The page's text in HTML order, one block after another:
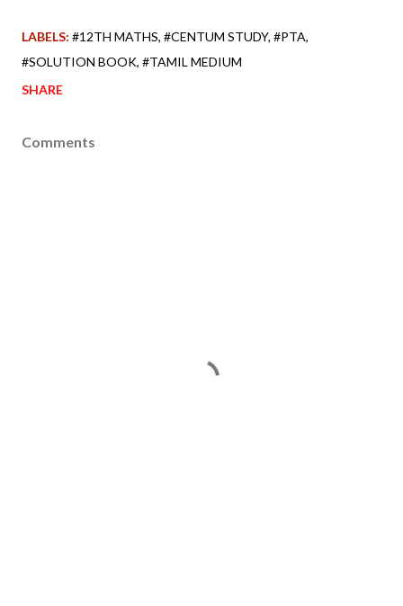
LABELS: #12TH MATHS #CENTUM STUDY #PTA
#SOLUTION BOOK #TAMIL MEDIUM
SHARE
Comments